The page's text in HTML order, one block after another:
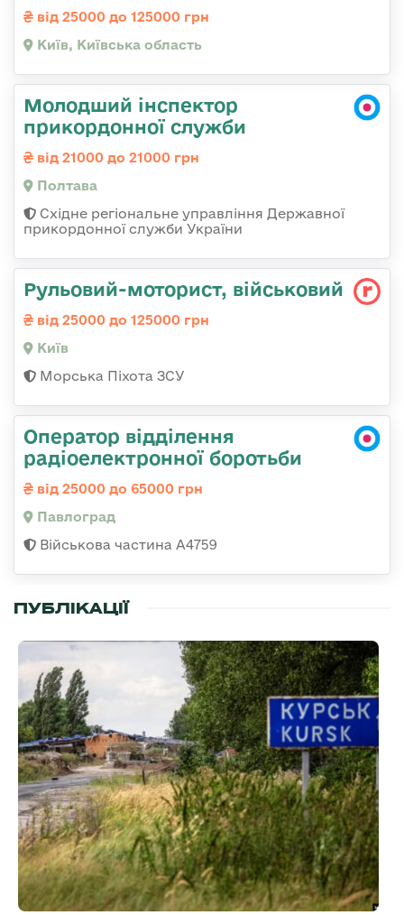
від 25000 до 125000 грн
Київ, Київська область
Молодший інспектор
прикордонної служби
від 21000 до 21000 грн
Полтава
Східне регіональне управління Державної
прикордонної служби України
Рульовий-мотоpист, військовий
від 25000 до 125000 грн
Київ
Морська Піхота ЗСУ
Оператор відділення
радіоелектронної боротьби
від 25000 до 65000 грн
Павлоград
Військова частина А4759
ПУБЛІКАЦІЇ